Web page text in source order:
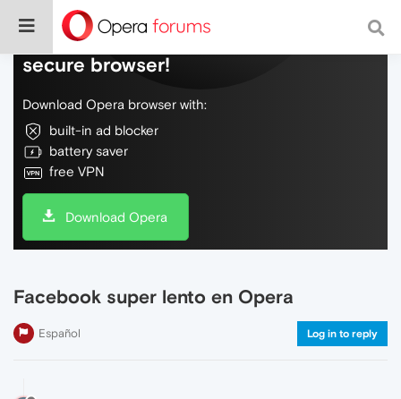
Do more on the web, with a fast and
secure browser!
Download Opera browser with:
built-in ad blocker
battery saver
free VPN
Download Opera
Facebook super lento en Opera
Español Log in to reply